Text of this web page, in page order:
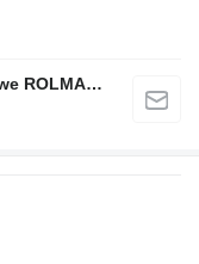
Przedsiębiorstwo Produkcyjno-Handlowe ROLMAPOL Marcin Dziekan